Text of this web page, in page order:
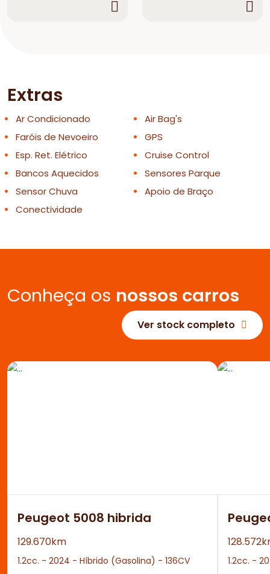
Extras
Ar Condicionado
Air Bag's
Faróis de Nevoeiro
GPS
Esp. Ret. Elétrico
Cruise Control
Bancos Aquecidos
Sensores Parque
Sensor Chuva
Apoio de Braço
Conectividade
Conheça os nossos carros
Ver stock completo
Peugeot 5008 hibrida
129.670km
1.2cc. - 2024 - Híbrido (Gasolina) - 136CV 1.2cc. -